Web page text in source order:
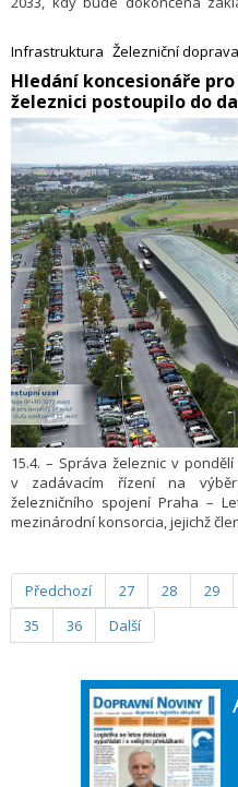
dopravy přináší základní
prezentovat na konci dubna.
Infrastruktura Železniční doprava
​Hledání koncesionáře
železnici postoupilo do
15.4. – Správa železnic v
v zadávacím řízení na
železničního spojení Praha –
mezinárodní konsorcia, jejichž
Předchozí 27 28 29
35
36 Další